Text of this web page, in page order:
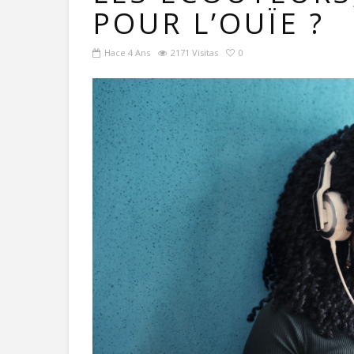
POUR L’OUÏE ?
Hace 4 Ans 2171 Visitas 0